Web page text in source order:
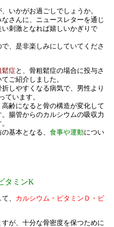
いかがお過ごしでしょうか。
さんに、ニュースレターを通じ
刺激となれば嬉しいかぎりで
、是非楽しみにしていてくださ
鬆症 と、骨粗鬆症の場合に投与さ
ご紹介しました。
しやすくなる病気で、男性より
ています。
齢になると骨の構造が変化して
腸管からのカルシウムの吸収力
基本となる、 食事や運動につい
タミンK
、 カルシウム・ビタミンＤ・ビ
が、十分な骨密度を保つために